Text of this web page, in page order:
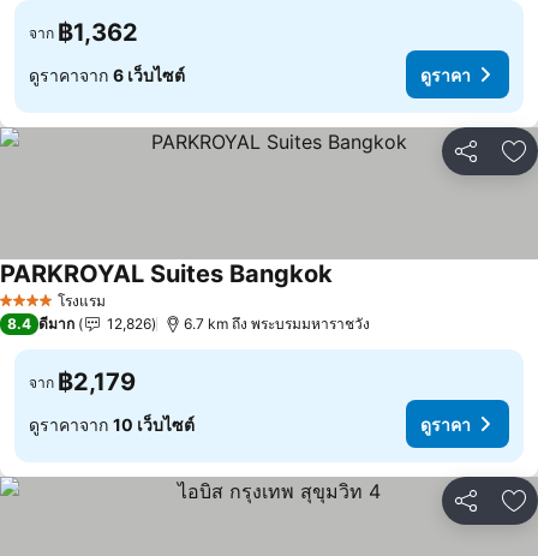
จาก ฿1,362
ดูราคาจาก 6 เว็บไซต์ ดูราคา
แชร์ เ
4 ดาว โรงแรม
PARKROYAL Suites Bangkok
8.4 ดีมาก 12,826 6.7 km ถึง พระบรมมหาราชวัง
จาก ฿2,179
ดูราคาจาก 10 เว็บไซต์ ดูราคา
แชร์ เ